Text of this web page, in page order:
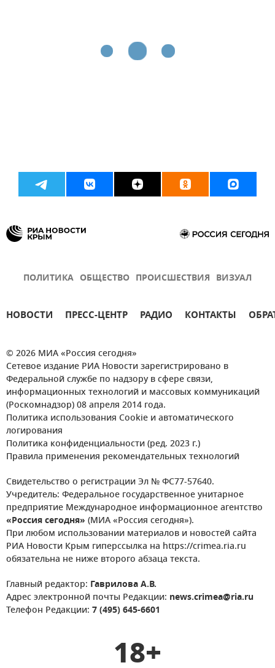
ПОЛИТИКА ОБЩЕСТВО ПРОИСШЕСТВИЯ ВИЗУАЛ
НОВОСТИ ПРЕСС-ЦЕНТР РАДИО КОНТАКТЫ
© 2026 МИА «Россия сегодня»
Сетевое издание РИА Новости зарегистрировано в
Федеральной службе по надзору в сфере связи,
информационных технологий и массовых коммуникаций
(Роскомнадзор) 08 апреля 2014 года.
Политика использования Cookie и автоматического
логирования
Политика конфиденциальности (ред. 2023 г.)
Правила применения рекомендательных технологий
Свидетельство о регистрации Эл № ФС77-57640.
Учредитель: Федеральное государственное унитарное
предприятие Международное информационное агентство
«Россия сегодня» (МИА «Россия сегодня»).
При любом использовании материалов и новостей сайта
РИА Новости Крым гиперссылка на https://crimea.ria.ru
обязательна не ниже второго абзаца текста.
Главный редактор: Гаврилова А.В.
Адрес электронной почты Редакции: news.crimea@ria.ru
Телефон Редакции: 7 (495) 645-6601
18+